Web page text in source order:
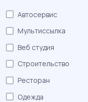
Автосервис
Мультиссылка
Веб студия
Строительство
Ресторан
Одежда